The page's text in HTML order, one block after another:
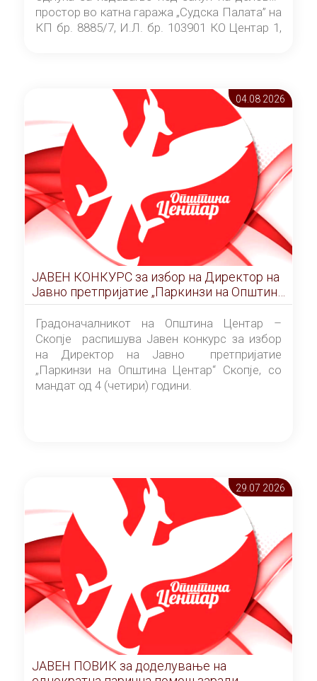
простор во катна гаража „Судска Палата” на
КП бр. 8885/7, И.Л. бр. 103901 КО Центар 1,
Скопје” број 9/2026), за времетраење од 3
(три) години од денот на потпишувањето на
Договорот за закуп со најповолниот
понудувач.
04.08 2026
ЈАВЕН КОНКУРС за избор на Директор на
Јавно претпријатие „Паркинзи на Општина
Центар“ – Скопје
Градоначалникот на Општина Центар –
Скопје распишува Јавен конкурс за избор
на Директор на Јавно претпријатие
„Паркинзи на Општина Центар“ Скопје, со
мандат од 4 (четири) години.
29.07 2026
ЈАВЕН ПОВИК за доделување на